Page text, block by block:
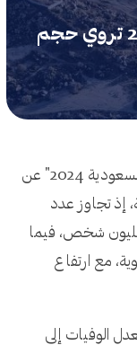
الطرق السعودية.. مؤشرات 2024 تروي حجم
2024" عن
إذ تجاوز عدد
شخص، فيما
مع ارتفاع
الوفيات إلى